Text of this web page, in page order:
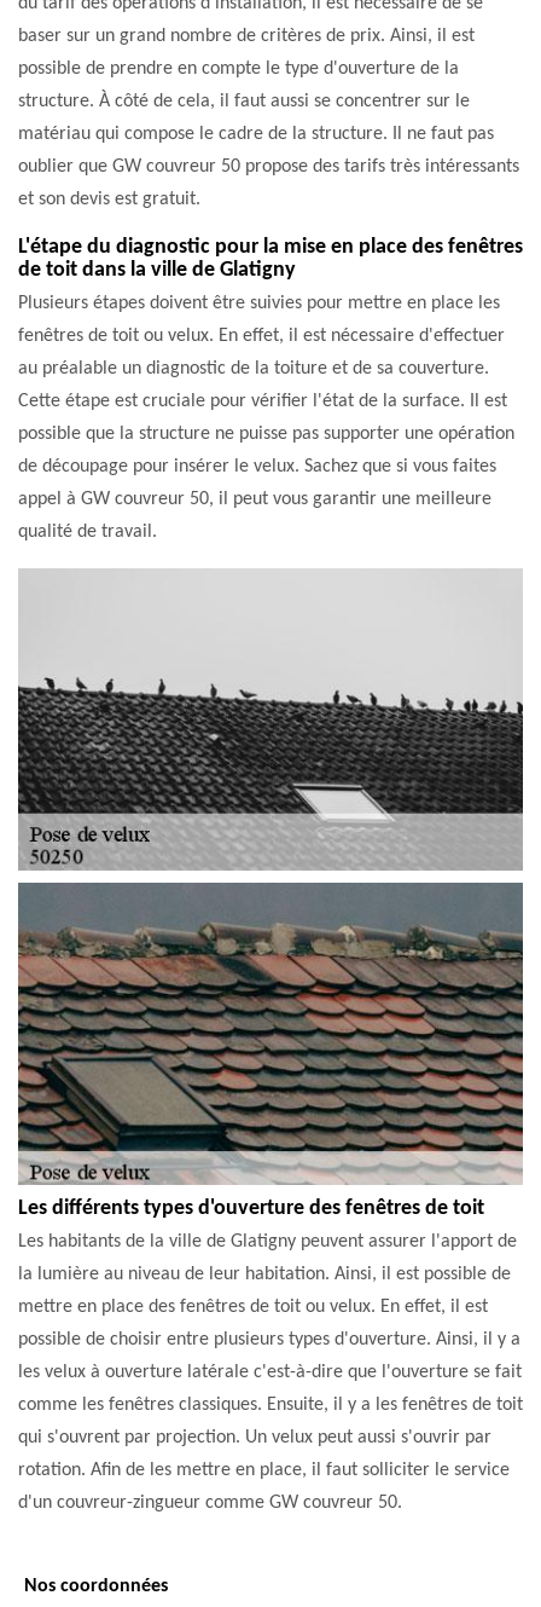
baser sur un grand nombre de critères de prix. Ainsi, il est
possible de prendre en compte le type d'ouverture de la
structure. À côté de cela, il faut aussi se concentrer sur le
matériau qui compose le cadre de la structure. Il ne faut pas
oublier que GW couvreur 50 propose des tarifs très intéressants
et son devis est gratuit.
L'étape du diagnostic pour la mise en place des fenêtres
de toit dans la ville de Glatigny
Plusieurs étapes doivent être suivies pour mettre en place les
fenêtres de toit ou velux. En effet, il est nécessaire d'effectuer
au préalable un diagnostic de la toiture et de sa couverture.
Cette étape est cruciale pour vérifier l'état de la surface. Il est
possible que la structure ne puisse pas supporter une opération
de découpage pour insérer le velux. Sachez que si vous faites
appel à GW couvreur 50, il peut vous garantir une meilleure
qualité de travail.
Les différents types d'ouverture des fenêtres de toit
Les habitants de la ville de Glatigny peuvent assurer l'apport de
la lumière au niveau de leur habitation. Ainsi, il est possible de
mettre en place des fenêtres de toit ou velux. En effet, il est
possible de choisir entre plusieurs types d'ouverture. Ainsi, il y a
les velux à ouverture latérale c'est-à-dire que l'ouverture se fait
comme les fenêtres classiques. Ensuite, il y a les fenêtres de toit
qui s'ouvrent par projection. Un velux peut aussi s'ouvrir par
rotation. Afin de les mettre en place, il faut solliciter le service
d'un couvreur-zingueur comme GW couvreur 50.
Nos coordonnées